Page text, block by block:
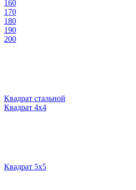
160
170
180
190
200
Квадрат стальной
Квадрат 4х4
Квадрат 5х5